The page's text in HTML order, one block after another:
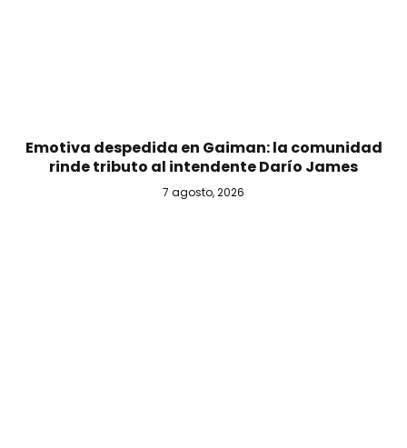
Emotiva despedida en Gaiman: la comunidad
rinde tributo al intendente Darío James
7 agosto, 2026